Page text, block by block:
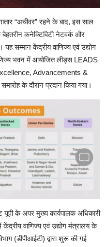
“अचीवर” रहने के बाद, इस साल
बेहतरीन कनेक्टिविटी नेटवर्क और
यह सम्मान केंद्रीय वाणिज्य एवं उद्योग
भवन में आयोजित लीड्स LEADS
Advancements &
के दौरान प्रदान किया गया।
के अपर मुख्य कार्यपालक अधिकारी
केंद्रीय वाणिज्य एवं उद्योग मंत्रालय के
(डीपीआईटी) द्वारा शुरू की गई